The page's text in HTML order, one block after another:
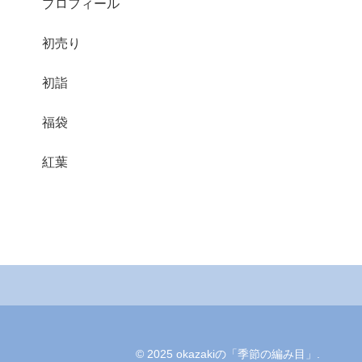
プロフィール
初売り
初詣
福袋
紅葉
© 2025 okazakiの「季節の編み目」.